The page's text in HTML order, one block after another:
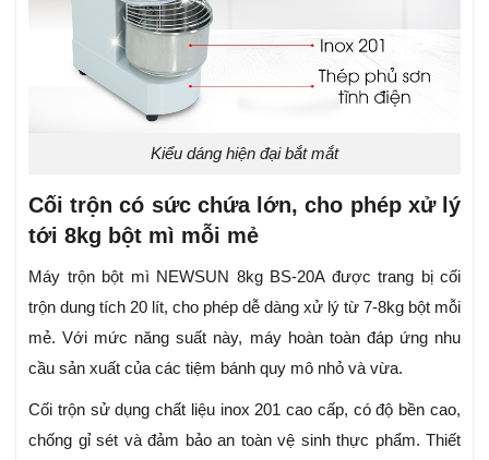
Kiểu dáng hiện đại bắt mắt
Cối trộn có sức chứa lớn, cho phép xử lý
tới 8kg bột mì mỗi mẻ
Máy trộn bột mì NEWSUN 8kg BS-20A được trang bị cối
trộn dung tích 20 lít, cho phép dễ dàng xử lý từ 7-8kg bột mỗi
mẻ. Với mức năng suất này, máy hoàn toàn đáp ứng nhu
cầu sản xuất của các tiệm bánh quy mô nhỏ và vừa.
Cối trộn sử dụng chất liệu inox 201 cao cấp, có độ bền cao,
chống gỉ sét và đảm bảo an toàn vệ sinh thực phẩm. Thiết